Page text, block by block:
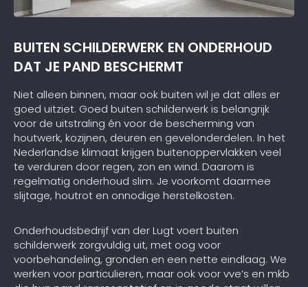
BUITEN SCHILDERWERK EN ONDERHOUD
DAT JE PAND BESCHERMT
Niet alleen binnen, maar ook buiten wil je dat alles er
goed uitziet. Goed buiten schilderwerk is belangrijk
voor de uitstraling én voor de bescherming van
houtwerk, kozijnen, deuren en gevelonderdelen. In het
Nederlandse klimaat krijgen buitenoppervlakken veel
te verduren door regen, zon en wind. Daarom is
regelmatig onderhoud slim. Je voorkomt daarmee
slijtage, houtrot en onnodige herstelkosten.
Onderhoudsbedrijf van der Lugt voert buiten
schilderwerk zorgvuldig uit, met oog voor
voorbehandeling, gronden en een nette eindlaag. We
werken voor particulieren, maar ook voor vve’s en mkb